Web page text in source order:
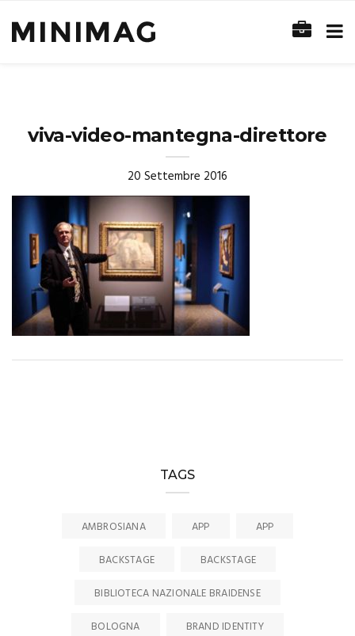
viva-video-mantegna-direttore
20 Settembre 2016
TAGS
AMBROSIANA APP
APP
BACKSTAGE
BACKSTAGE
BIBLIOTECA NAZIONALE BRAIDENSE
BOLOGNA
BRAND IDENTITY